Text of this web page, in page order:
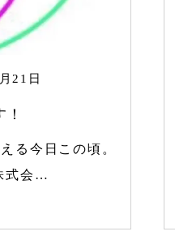
21日
る今日この頃。
式会…